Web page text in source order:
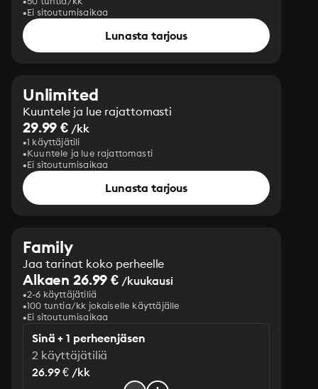
Ei sitoutumisaikaa
Lunasta tarjous
Unlimited
Kuuntele ja lue rajattomasti
29.99 € /kk
1 käyttäjätili
Kuuntele ja lue rajattomasti
Ei sitoutumisaikaa
Lunasta tarjous
Family
Jaa tarinat koko perheelle
Alkaen 26.99 € /kuukausi
2-6 käyttäjätiliä
100 tuntia/kk jokaiselle käyttäjälle
Ei sitoutumisaikaa
Sinä + 1 perheenjäsen
2 käyttäjätiliä
26.99 € /kk